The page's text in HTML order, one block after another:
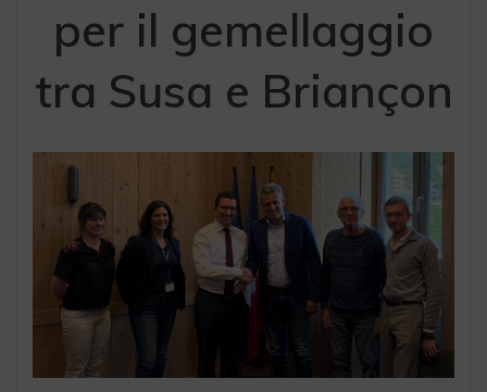
per il gemellaggio
tra Susa e Briançon